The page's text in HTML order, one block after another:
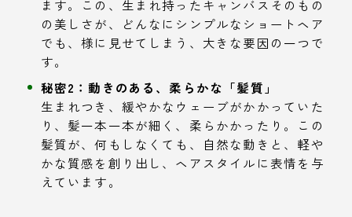
ます。この、生まれ持ったキャンバスそのもの
の美しさが、どんなにシンプルなショートヘア
でも、様に見せてしまう、大きな要因の一つで
す。
秘密2：動きのある、柔らかな「髪質」
生まれつき、緩やかなウェーブがかかっていた
り、髪一本一本が細く、柔らかかったり。この
髪質が、何もしなくても、自然な動きと、軽や
かな質感を創り出し、ヘアスタイルに表情を与
えています。